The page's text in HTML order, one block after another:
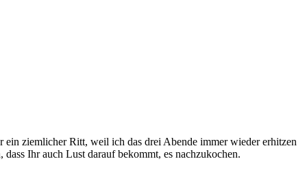
ein ziemlicher Ritt, weil ich das drei Abende immer wieder erhitzen
Ihr auch Lust darauf bekommt, es nachzukochen.